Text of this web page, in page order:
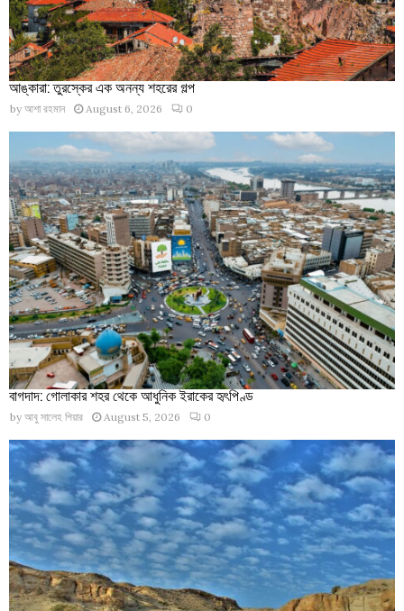
আঙ্কারা: তুরস্কের এক অনন্য শহরের গল্প
by আশা রহমান August 6, 2026 0
বাগদাদ: গোলাকার শহর থেকে আধুনিক ইরাকের হৃৎপিণ্ড
by আবু সালেহ পিয়ার August 5, 2026 0